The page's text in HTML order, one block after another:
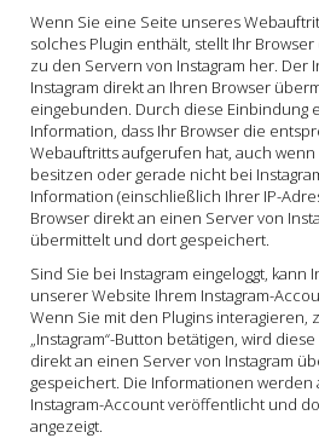
Wenn Sie eine Seite unseres
solches Plugin enthält, stellt Ihr
zu den Servern von Instagram her. Der
Instagram direkt an Ihren Browser
eingebunden. Durch diese Einbindung
Information, dass Ihr Browser die
Webauftritts aufgerufen hat, auch wenn
besitzen oder gerade nicht bei
Information (einschließlich Ihrer IP-
Browser direkt an einen Server von
übermittelt und dort gespeichert.
Sind Sie bei Instagram eingeloggt, kann
unserer Website Ihrem Instagram-
Wenn Sie mit den Plugins interagieren,
„Instagram“-Button betätigen, wird
direkt an einen Server von Instagram
gespeichert. Die Informationen
Instagram-Account veröffentlicht und
angezeigt.